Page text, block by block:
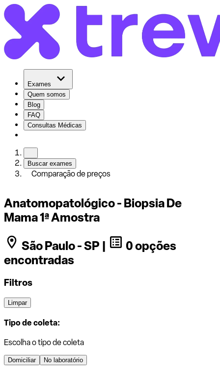
Exames
Quem somos
Blog
FAQ
Consultas Médicas
Buscar exames
Comparação de preços
Anatomopatológico - Biopsia De
Mama 1ª Amostra
São Paulo - SP |
0 opções
encontradas
Filtros
Limpar
Tipo de coleta:
Escolha o tipo de coleta
Domiciliar No laboratório